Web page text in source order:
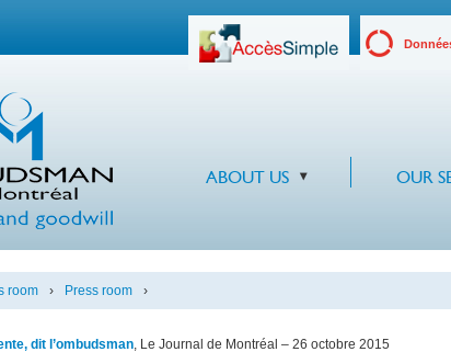
ABOUT US OUR
room › Press room ›
dit l’ombudsman, Le Journal de Montréal – 26 octobre 2015